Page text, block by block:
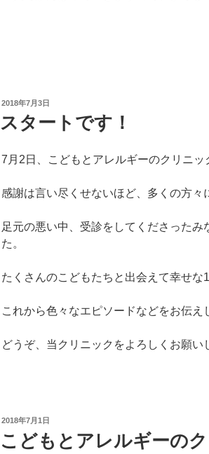
投
日:
2018年7月3日
スタートです！
7月2日、こどもとアレルギーのクリニッ
感謝は言い尽くせないほど、多くの方々
足元の悪い中、受診をしてくださったみ
た。
たくさんのこどもたちと出会えて幸せな1
これから色々なエピソードなどをお伝え
どうぞ、当クリニックをよろしくお願い
投
日:
2018年7月1日
こどもとアレルギーの